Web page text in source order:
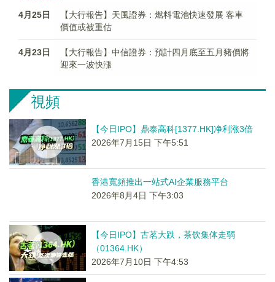
4月25日
【大行報告】天風證券：燃料電池快速發展 客車
價值或被重估
4月23日
【大行報告】中信證券：預計四月底至五月豬價將
迎來一波快漲
視頻
【今日IPO】鼎泰高科[1377.HK]净利涨3倍
2026年7月15日 下午5:51
香港寬頻推出一站式AI企業服務平台
2026年8月4日 下午3:03
【今日IPO】古茗大跌，茶饮集体走弱
（01364.HK）
2026年7月10日 下午4:53